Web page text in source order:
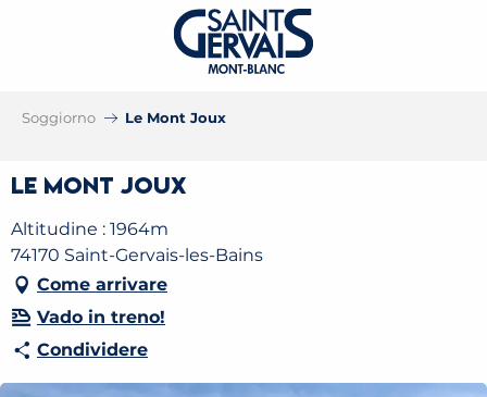
Soggiorno Le Mont Joux
Le Mont Joux
Altitudine : 1964m
74170 Saint-Gervais-les-Bains
Come arrivare
Vado in treno!
Condividere